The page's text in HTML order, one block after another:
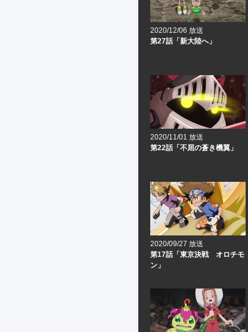
2020/12/06 放送
第27話「新大陸へ」
2020/11/01 放送
第22話「不屈の蒼き機翼」
2020/09/27 放送
第17話「東京決戦 オロチモ
ン」